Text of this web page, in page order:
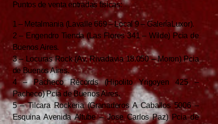
Puntos de venta entradas fisicas:
1 – Metalmania (Lavalle 669 – Local 9 – GaleríaLuxor).
2 – Engendro Tienda (Las Flores 341 – Wilde) Pcia de
Buenos Aires.
3 – Locuras Rock (Av. Rivadavia 18.050 – Moron) Pcia
de Buenos Aires.
4 – Pacheco Récords (Hipolito Yrigoyen 425 –
Pacheco) Pcia de Buenos Aires.
5 – Tilcara Rockeria (Granaderos A Caballos 5006 –
Esquina Avenida Altube – Jose Carlos Paz) Pcia de